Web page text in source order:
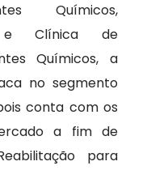
Químicos,
e Clínica de
Químicos, a
no segmento
conta com os
a fim de
para